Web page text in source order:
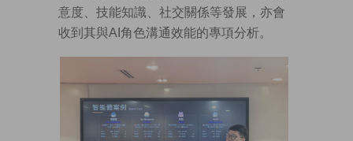
意度、技能知識、社交關係等發展，亦會
收到其與AI角色溝通效能的專項分析。